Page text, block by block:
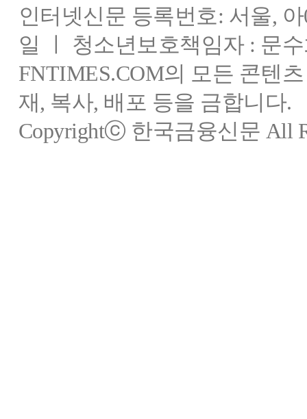
인터넷신문 등록번호: 서울,
일 ㅣ 청소년보호책임자 : 문
FNTIMES.COM의 모든 콘텐
재, 복사, 배포 등을 금합니다.
Copyrightⓒ 한국금융신문 All